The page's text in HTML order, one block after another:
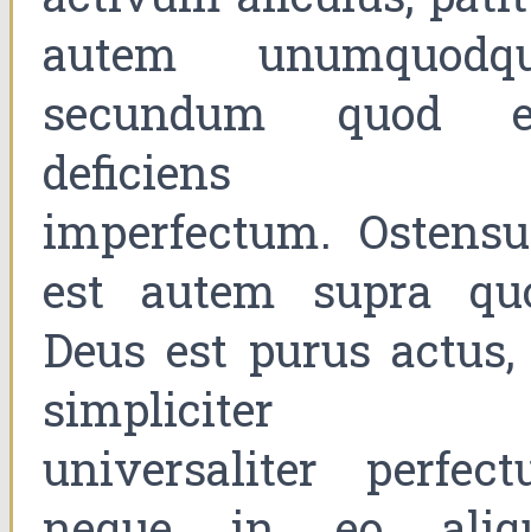
autem
secundum quod
deficiens
imperfectum.
est autem supra
Deus est purus
simpliciter
universaliter